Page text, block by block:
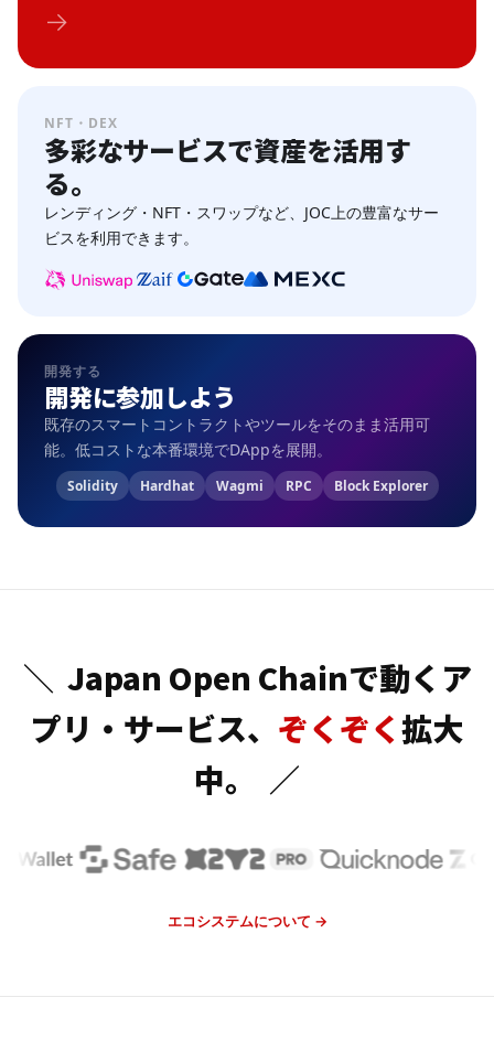
→
NFT・DEX
多彩なサービスで資産を活用す
る。
レンディング・NFT・スワップなど、JOC上の豊富なサー
ビスを利用できます。
開発する
開発に参加しよう
既存のスマートコントラクトやツールをそのまま活用可
能。低コストな本番環境でDAppを展開。
Solidity Hardhat Wagmi RPC Block Explorer
＼ Japan Open Chainで動くア
プリ・サービス、 ぞくぞく拡大
中。
／
エコシステムについて